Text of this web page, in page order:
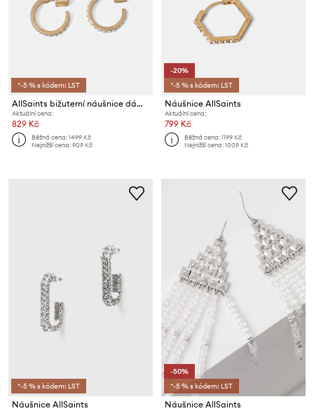
*-5 % s kódem: LST
AllSaints bižuterní náušnice dámské kovové 2-pack
Aktuální cena:
829 Kč
Běžná cena:1499 Kč
Nejnižší cena:909 Kč
-20%
*-5 % s kódem: LST
Náušnice AllSaints
Aktuální cena:
799 Kč
Běžná cena:1199 Kč
Nejnižší cena:1009 Kč
*-5 % s kódem: LST
Náušnice AllSaints
-50%
*-5 % s kódem: LST
Náušnice AllSaints